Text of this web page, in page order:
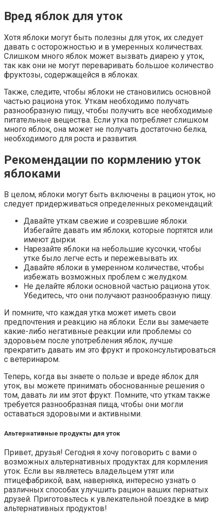
Вред яблок для уток
Хотя яблоки могут быть полезны для уток, их следует
давать с осторожностью и в умеренных количествах.
Слишком много яблок может вызвать диарею у уток,
так как они не могут переваривать большое количество
фруктозы, содержащейся в яблоках.
Также, следите, чтобы яблоки не становились основной
частью рациона уток. Уткам необходимо получать
разнообразную пищу, чтобы получить все необходимые
питательные вещества. Если утка потребляет слишком
много яблок, она может не получать достаточно белка,
необходимого для роста и развития.
Рекомендации по кормлению уток
яблоками
В целом, яблоки могут быть включены в рацион уток, но
следует придерживаться определенных рекомендаций:
Давайте уткам свежие и созревшие яблоки.
Избегайте давать им яблоки, которые портятся или
имеют дырки.
Нарезайте яблоки на небольшие кусочки, чтобы
утке было легче есть и пережевывать их.
Давайте яблоки в умеренном количестве, чтобы
избежать возможных проблем с желудком.
Не делайте яблоки основной частью рациона уток.
Убедитесь, что они получают разнообразную пищу.
И помните, что каждая утка может иметь свои
предпочтения и реакцию на яблоки. Если вы замечаете
какие-либо негативные реакции или проблемы со
здоровьем после употребления яблок, лучше
прекратить давать им это фрукт и проконсультироваться
с ветеринаром.
Теперь, когда вы знаете о пользе и вреде яблок для
уток, вы можете принимать обоснованные решения о
том, давать ли им этот фрукт. Помните, что уткам также
требуется разнообразная пища, чтобы они могли
оставаться здоровыми и активными.
Альтернативные продукты для уток
Привет, друзья! Сегодня я хочу поговорить с вами о
возможных альтернативных продуктах для кормления
уток. Если вы являетесь владельцем утят или
птицефабрикой, вам, наверняка, интересно узнать о
различных способах улучшить рацион ваших пернатых
друзей. Приготовьтесь к увлекательной поездке в мир
альтернативных продуктов!